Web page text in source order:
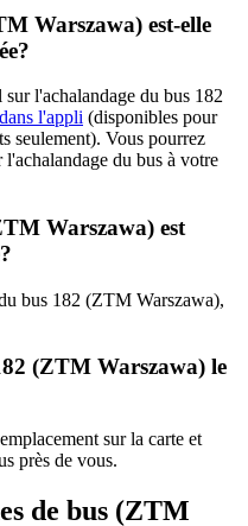
Warszawa) est-elle
l'achalandage du bus 182
dans l'appli (disponibles pour
seulement). Vous pourrez
du bus à votre
Warszawa) est
bus 182 (ZTM Warszawa),
(ZTM Warszawa) le
sur la carte et
près de vous.
de bus (ZTM